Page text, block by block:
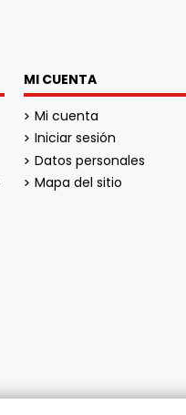
MI CUENTA
Mi cuenta
Iniciar sesión
Datos personales
Mapa del sitio